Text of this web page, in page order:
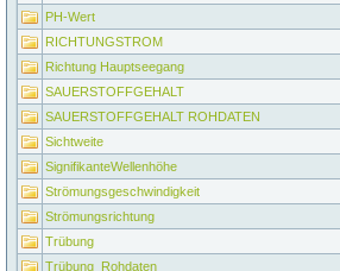
PH-Wert
RICHTUNGSTROM
Richtung Hauptseegang
SAUERSTOFFGEHALT
SAUERSTOFFGEHALT ROHDATEN
Sichtweite
SignifikanteWellenhöhe
Strömungsgeschwindigkeit
Strömungsrichtung
Trübung
Trübung_Rohdaten